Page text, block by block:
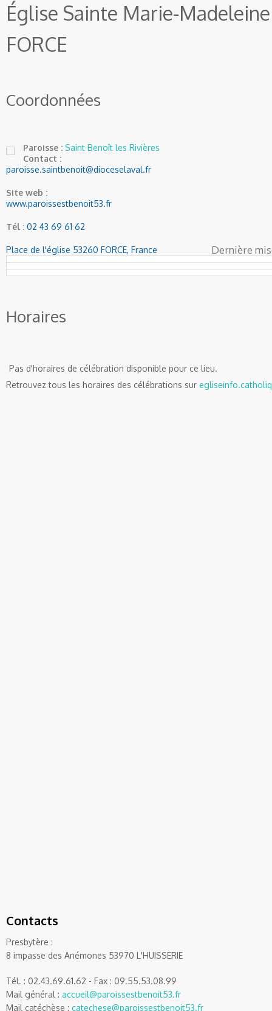
Église Sainte Marie-
FORCE
Coordonnées
Paroisse : Saint Benoît les Rivières
Contact :
paroisse.saintbenoit@dioceselaval.fr
Site web :
www.paroissestbenoit53.fr
Tél : 02 43 69 61 62
Place de l'église 53260 FORCE, France Dernière
Horaires
Pas d'horaires de célébration disponible pour ce lieu.
Retrouvez tous les horaires des célébrations sur
Contacts
Presbytère :
8 impasse des Anémones 53970 L'HUISSERIE
Tél. : 02.43.69.61.62 - Fax : 09.55.53.08.99
Mail général : accueil@paroissestbenoit53.fr
Mail catéchèse : catechese@paroissestbenoit53.fr